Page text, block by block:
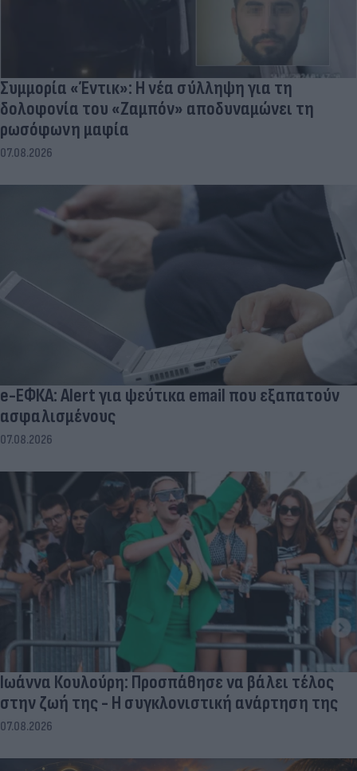
Συμμορία «Έντικ»: Η νέα σύλληψη για τη
δολοφονία του «Ζαμπόν» αποδυναμώνει τη
ρωσόφωνη μαφία
07.08.2026
e-ΕΦΚΑ: Alert για ψεύτικα email που εξαπατούν
ασφαλισμένους
07.08.2026
Ιωάννα Κουλούρη: Προσπάθησε να βάλει τέλος
στην ζωή της - Η συγκλονιστική ανάρτηση της
07.08.2026